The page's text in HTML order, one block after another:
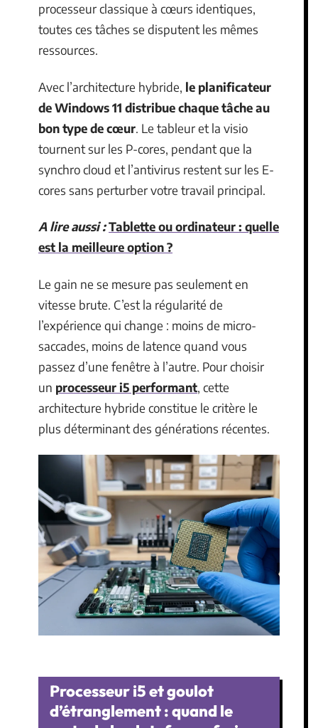
processeur classique à cœurs identiques,
toutes ces tâches se disputent les mêmes
ressources.
Avec l’architecture hybride, le planificateur
de Windows 11 distribue chaque tâche au
bon type de cœur. Le tableur et la visio
tournent sur les P-cores, pendant que la
synchro cloud et l’antivirus restent sur les E-
cores sans perturber votre travail principal.
A lire aussi :Tablette ou ordinateur : quelle
est la meilleure option ?
Le gain ne se mesure pas seulement en
vitesse brute. C’est la régularité de
l’expérience qui change : moins de micro-
saccades, moins de latence quand vous
passez d’une fenêtre à l’autre. Pour choisir
un processeur i5 performant, cette
architecture hybride constitue le critère le
plus déterminant des générations récentes.
Processeur i5 et goulot
d’étranglement : quand le